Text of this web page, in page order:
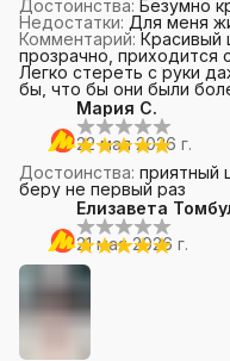
Достоинства: Безумно
Недостатки: Для меня
Комментарий: Красивый
прозрачно, приходится
Легко стереть с руки
бы, что бы они были
Мария С.
22 мая 2026 г.
Достоинства: приятный
беру не первый раз
Елизавета
21 мая 2026 г.